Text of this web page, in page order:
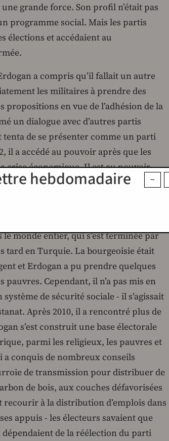
grande force. Son profil n’était pas
programme social. Mais les partis
élections et accédaient au
a compris qu’il fallait un autre
les militaires à prendre des
en vue de l’adhésion de la
un dialogue avec d’autres partis
de se présenter comme un parti
il a accédé au pouvoir après que les
crise économique. Il est au pouvoir
autoritaire et a essayé d’éviter
pas qu’il s’agissait également d’une
monde entier, qui s’est terminée par
tard en Turquie. La bourgeoisie était
et Erdogan a pu prendre quelques
Cependant, il n’a pas mis en
de sécurité sociale - il s’agissait
Après 2010, il a rencontré plus de
s’est construit une base électorale
parmi les religieux, les pauvres et
conquis de nombreux conseils
de transmission pour distribuer de
de bois, aux couches défavorisées
à la distribution d’emplois dans
appuis - les électeurs savaient que
de la réélection du parti
−
hebdomadaire